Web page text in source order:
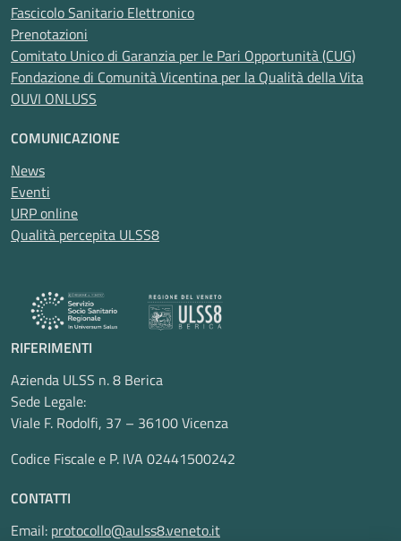
Fascicolo Sanitario Elettronico
Prenotazioni
Comitato Unico di Garanzia per le Pari Opportunità (CUG)
Fondazione di Comunità Vicentina per la Qualità della Vita
OUVI ONLUSS
COMUNICAZIONE
News
Eventi
URP online
Qualità percepita ULSS8
RIFERIMENTI
Azienda ULSS n. 8 Berica
Sede Legale:
Viale F. Rodolfi, 37 – 36100 Vicenza
Codice Fiscale e P. IVA 02441500242
CONTATTI
Email: protocollo@aulss8.veneto.it